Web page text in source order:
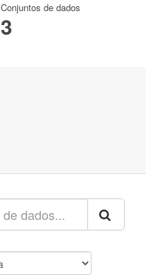
Conjuntos de dados
3